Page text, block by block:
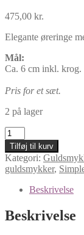
475,00 kr.
Elegante øreringe
Mål:
Ca. 6 cm inkl. krog.
Pris for et sæt.
2 på lager
Simple
Gold
Color,
Blå
antal
Tilføj til kurv
Kategori:
guldsmykker,
Beskrivelse
Beskrivelse